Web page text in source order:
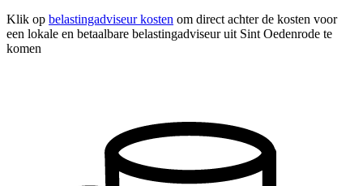
Klik op belastingadviseur kosten om direct achter de kosten voor
een lokale en betaalbare belastingadviseur uit Sint Oedenrode te
komen